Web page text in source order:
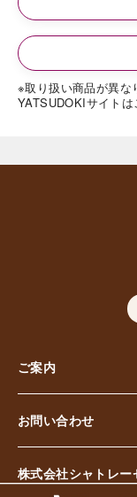
※取り扱い商品が異な
YATSUDOKIサイトは
ご案内
お問い合わせ
株式会社シャトレー